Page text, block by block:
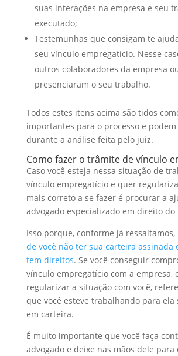
suas interações na empresa e seu
executado;
Testemunhas que consigam te
seu vínculo empregatício. Nesse
outros colaboradores da empresa
presenciaram o seu trabalho.
Todos estes itens acima são tidos
importantes para o processo e
durante a análise feita pelo juiz.
Como fazer o trâmite de vínculo
Caso você esteja nessa situação de
vínculo empregatício e quer
mais correto a se fazer é procurar a
advogado especializado em direito
Isso porque, conforme já ressaltamos,
de você não ter sua carteira assinada
tem direitos. Se você conseguir
vínculo empregatício com a empresa,
regularizar a situação com você,
que você esteve trabalhando para ela
em carteira.
É muito importante que você faça
advogado e deixe nas mãos dele para